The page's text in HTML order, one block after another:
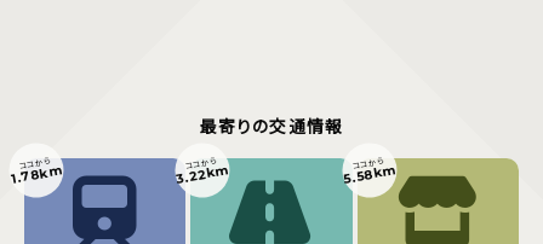
最寄りの交通情報
ココから
1.78km ココから
3.22km ココから
5.58km